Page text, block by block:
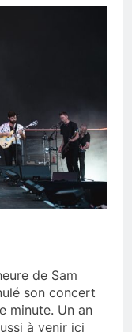
de Sam
son concert
minute. Un an
à venir ici